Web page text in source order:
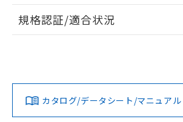
ログイン/会員登録
ダウンロードデータをご利用いただく前
みください。
ソフトウェアの使用条件
EU RoHS 注意事項・凡例
対応済み
規格認証/適合状況
LR型式承認
DNV型式承認
BV
カタログ/データシート/マニュアル